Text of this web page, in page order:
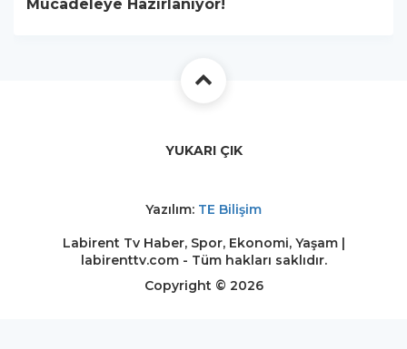
Mücadeleye Hazırlanıyor!
YUKARI ÇIK
Yazılım: TE Bilişim
Labirent Tv Haber, Spor, Ekonomi, Yaşam |
labirenttv.com - Tüm hakları saklıdır.
Copyright © 2026